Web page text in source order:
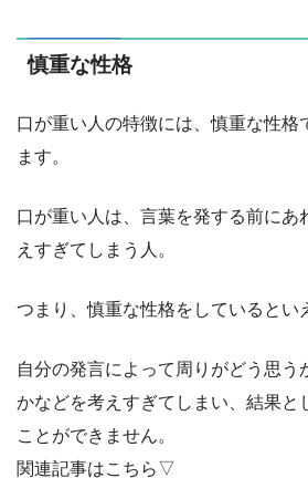
慎重な性格
口が重い人の特徴には、慎重な性格
ます。
口が重い人は、言葉を発する前にあ
えすぎてしまう人。
つまり、慎重な性格をしているとい
自分の発言によって周りがどう思う
かなどを考えすぎてしまい、結果と
ことができません。
関連記事はこちら▽